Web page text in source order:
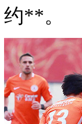
约**。